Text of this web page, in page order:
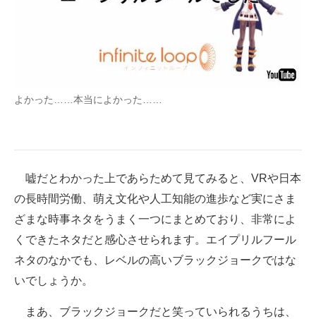
よかった……本当によかった……
嘘だとわかった上であらためて見てみると、VRや日本
の長時間労働、萌え文化や人工知能の進歩など実にさま
ざまな時事ネタをうまく一つにまとめており、非常によ
くできたネタだと感心させられます。エイプリルフール
ネタのなかでも、レベルの高いブラックジョークではな
いでしょうか。
まあ、ブラックジョークだと笑っていられるうちは、